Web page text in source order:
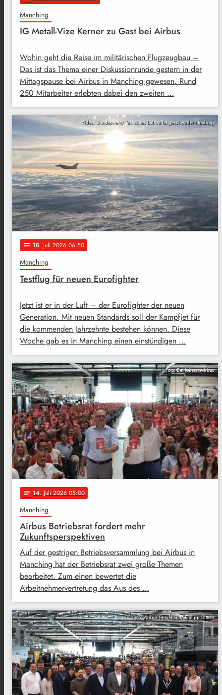
Manching
IG Metall-Vize Kerner zu Gast bei Airbus
Wohin geht die Reise im militärischen Flugzeugbau –
Das ist das Thema einer Diskussionrunde gestern in der
Mittagspause bei Airbus in Manching gewesen. Rund
250 Mitarbeiter erlebten dabei den zweiten …
Video: Bundeswehr/ Taktisches Luftwaffengeschwader Neuburg
notes 18. Juli 2026 06:50
Manching
Testflug für neuen Eurofighter
Jetzt ist er in der Luft – der Eurofighter der neuen
Generation. Mit neuen Standards soll der Kampfjet für
die kommenden Jahrzehnte bestehen können. Diese
Woche gab es in Manching einen einstündigen …
Foto: Betriebsrat Airbus
notes 14. Juli 2026 05:00
Manching
Airbus Betriebsrat fordert mehr
Zukunftsperspektiven
Auf der gestrigen Betriebsversammlung bei Airbus in
Manching hat der Betriebsrat zwei große Themen
bearbeitet. Zum einen bewertet die
Arbeitnehmervertretung das Aus des …
Foto: Airbus Betriebsrat/ Philipp Bittner